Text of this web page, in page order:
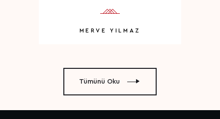
MERVE YILMAZ
Tümünü Oku